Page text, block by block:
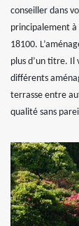
conseiller dans
principalement
18100.
plus d’un titre. Il
différents
terrasse entre
qualité sans